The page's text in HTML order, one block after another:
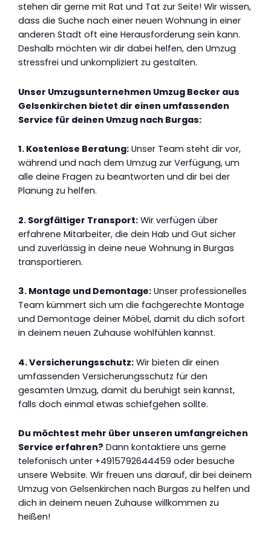
stehen dir gerne mit Rat und Tat zur Seite! Wir wissen,
dass die Suche nach einer neuen Wohnung in einer
anderen Stadt oft eine Herausforderung sein kann.
Deshalb möchten wir dir dabei helfen, den Umzug
stressfrei und unkompliziert zu gestalten.
Unser Umzugsunternehmen Umzug Becker aus
Gelsenkirchen bietet dir einen umfassenden
Service für deinen Umzug nach Burgas:
1. Kostenlose Beratung: Unser Team steht dir vor,
während und nach dem Umzug zur Verfügung, um
alle deine Fragen zu beantworten und dir bei der
Planung zu helfen.
2. Sorgfältiger Transport: Wir verfügen über
erfahrene Mitarbeiter, die dein Hab und Gut sicher
und zuverlässig in deine neue Wohnung in Burgas
transportieren.
3. Montage und Demontage: Unser professionelles
Team kümmert sich um die fachgerechte Montage
und Demontage deiner Möbel, damit du dich sofort
in deinem neuen Zuhause wohlfühlen kannst.
4. Versicherungsschutz: Wir bieten dir einen
umfassenden Versicherungsschutz für den
gesamten Umzug, damit du beruhigt sein kannst,
falls doch einmal etwas schiefgehen sollte.
Du möchtest mehr über unseren umfangreichen
Service erfahren? Dann kontaktiere uns gerne
telefonisch unter +4915792644459 oder besuche
unsere Website. Wir freuen uns darauf, dir bei deinem
Umzug von Gelsenkirchen nach Burgas zu helfen und
dich in deinem neuen Zuhause willkommen zu
heißen!